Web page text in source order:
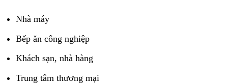
Nhà máy
Bếp ăn công nghiệp
Khách sạn, nhà hàng
Trung tâm thương mại